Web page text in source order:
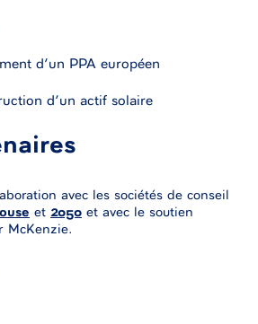
d’un PPA européen
d’un actif solaire
avec les sociétés de conseil
et 2050 et avec le soutien
McKenzie.